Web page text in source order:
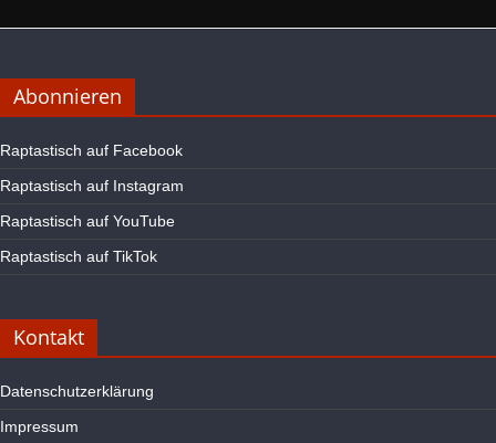
Abonnieren
Raptastisch auf Facebook
Raptastisch auf Instagram
Raptastisch auf YouTube
Raptastisch auf TikTok
Kontakt
Datenschutzerklärung
Impressum